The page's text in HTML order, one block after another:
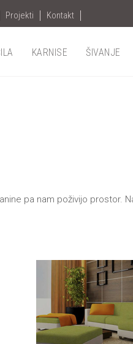
Projekti Kontakt
KARNISE ŠIVANJE
pa nam poživijo prostor.